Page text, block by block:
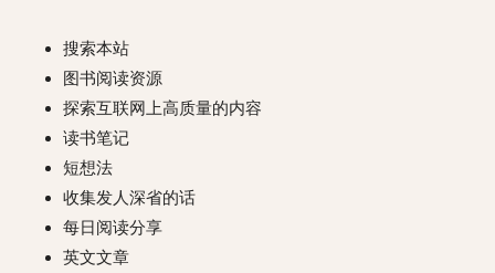
搜索本站
图书阅读资源
探索互联网上高质量的内容
读书笔记
短想法
收集发人深省的话
每日阅读分享
英文文章